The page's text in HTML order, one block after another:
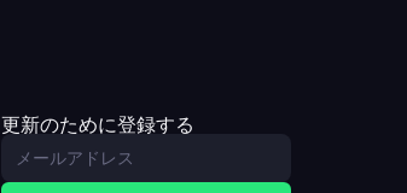
更新のために登録する